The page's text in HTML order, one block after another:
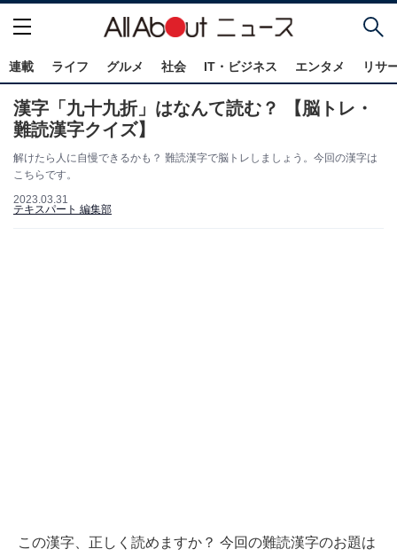
連載 ライフ グルメ 社会 IT・ビジネス エンタメ リサ
漢字「九十九折」はなんて読む？ 【脳トレ・
難読漢字クイズ】
解けたら人に自慢できるかも？ 難読漢字で脳トレしましょう。今回の漢字は
こちらです。
2023.03.31
テキスパート 編集部
この漢字、正しく読めますか？ 今回の難読漢字のお題は